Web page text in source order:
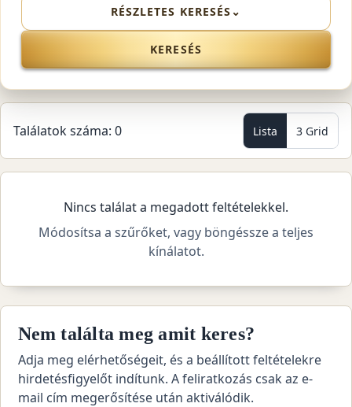
RÉSZLETES KERESÉS ⌄
KERESÉS
Találatok száma: 0 Lista 3 Grid
Nincs találat a megadott feltételekkel.
Módosítsa a szűrőket, vagy böngéssze a teljes
kínálatot.
Nem találta meg amit keres?
Adja meg elérhetőségeit, és a beállított feltételekre
hirdetésfigyelőt indítunk. A feliratkozás csak az e-
mail cím megerősítése után aktiválódik.